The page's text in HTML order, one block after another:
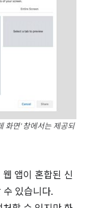
화면' 창에서는 제공되
웹 앱이 혼합된 신
수 있습니다.